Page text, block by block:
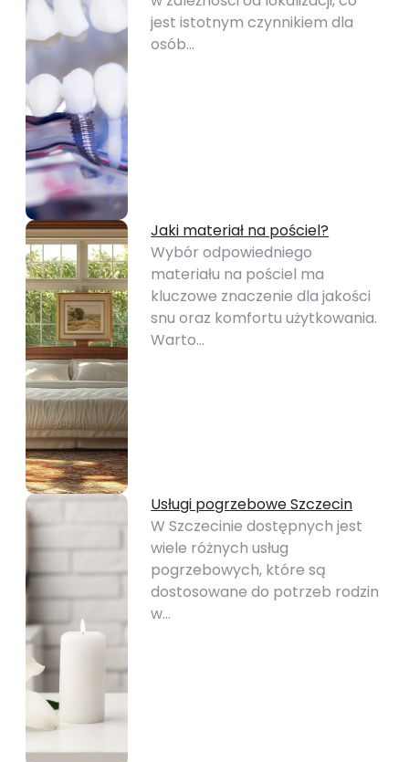
jest istotnym czynnikiem dla
osób…
Jaki materiał na pościel?
Wybór odpowiedniego
materiału na pościel ma
kluczowe znaczenie dla jakości
snu oraz komfortu użytkowania.
Warto…
Usługi pogrzebowe Szczecin
W Szczecinie dostępnych jest
wiele różnych usług
pogrzebowych, które są
dostosowane do potrzeb rodzin
w…